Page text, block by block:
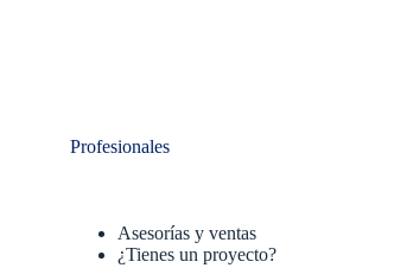
Profesionales
Asesorías y ventas
¿Tienes un proyecto?